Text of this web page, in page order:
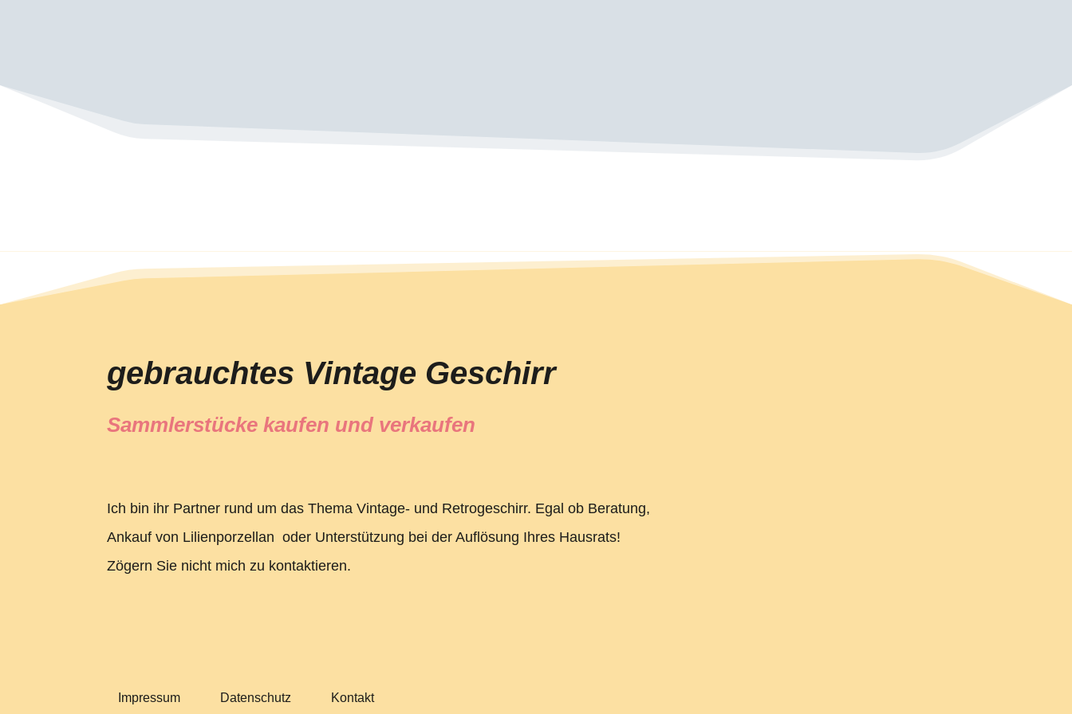
gebrauchtes Vintage Geschirr
Sammlerstücke kaufen und verkaufen
Ich bin ihr Partner rund um das Thema Vintage- und Retrogeschirr. Egal ob Beratung,
Ankauf von Lilienporzellan oder Unterstützung bei der Auflösung Ihres Hausrats!
Zögern Sie nicht mich zu kontaktieren.
Impressum Datenschutz Kontakt